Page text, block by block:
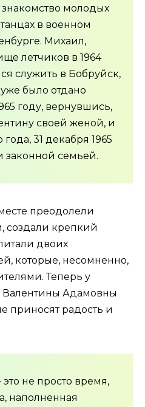
молодых
в военном
Михаил,
летчиков в 1964
служить в Бобруйск,
было отдано
году, вернувшись,
своей женой, и
31 декабря 1965
законной семьей.
преодолели
создали крепкий
двоих
которые, несомненно,
Теперь у
Адамовны
приносят радость и
это не просто время,
наполненная